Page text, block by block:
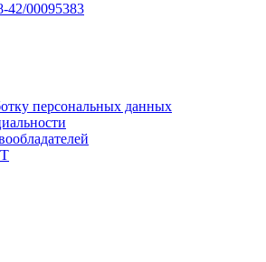
42/00095383
персональных данных